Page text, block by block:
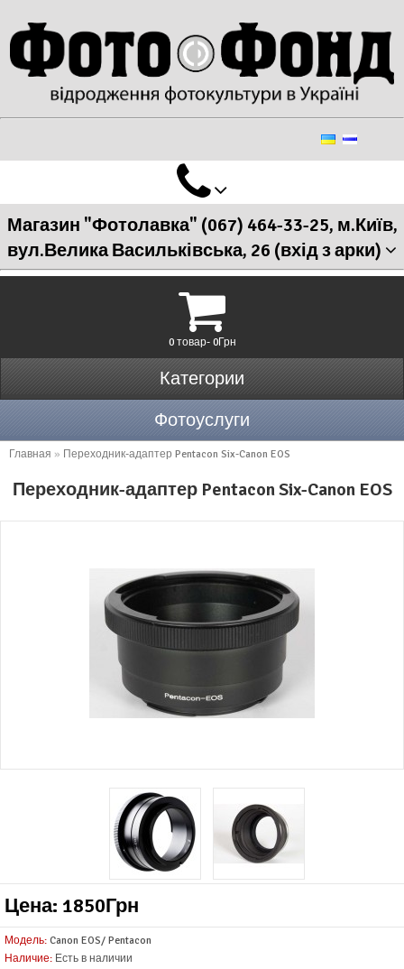
Магазин "Фотолавка" (067) 464-33-25, м.Київ,
вул.Велика Васильківська, 26 (вхід з арки)
0 товар- 0Грн
Категории
Фотоуслуги
Главная » Переходник-адаптер Pentacon Six-Canon EOS
Переходник-адаптер Pentacon Six-Canon EOS
Цена: 1850Грн
Модель: Canon EOS/ Pentacon
Наличие: Есть в наличии